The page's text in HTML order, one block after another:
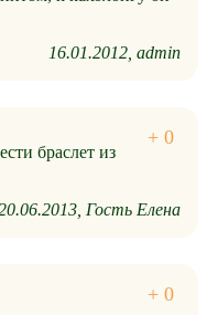
16.01.2012 admin
браслет из
Гость Елена